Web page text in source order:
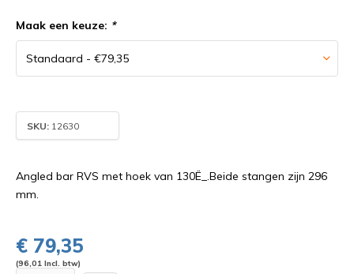
Maak een keuze: *
SKU: 12630
Angled bar RVS met hoek van 130Ë_.Beide stangen zijn 296
mm.
€ 79,35
(96,01 Incl. btw)